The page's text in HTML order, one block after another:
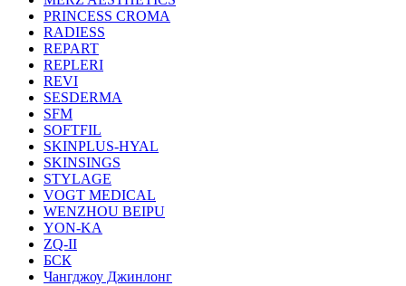
PRINCESS CROMA
RADIESS
REPART
REPLERI
REVI
SESDERMA
SFM
SOFTFIL
SKINPLUS-HYAL
SKINSINGS
STYLAGE
VOGT MEDICAL
WENZHOU BEIPU
YON-KA
ZQ-II
БСК
Чангджоу Джинлонг